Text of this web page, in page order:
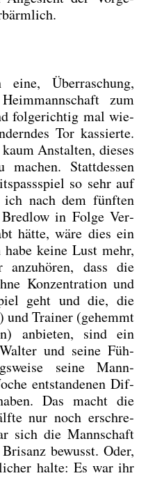
Über­ra­schung,
zum
fol­ge­rich­tig mal wie­
Tor kas­sier­te.
Anstal­ten, die­ses
machen. Statt­des­sen
so sehr auf
nach dem fünf­ten
in Fol­ge Ver­
hät­te, wäre dies ein
kei­ne Lust mehr,
dass die
Kon­zen­tra­ti­on und
geht und die, die
und Trai­ner (gehemmt
anbie­ten, sind ein
und sei­ne Füh­
sei­ne Mann­
ent­stan­de­nen Dif­
Das macht die
nur noch erschre­
sich die Mann­schaft
bewusst. Oder,
hal­te: Es war ihr